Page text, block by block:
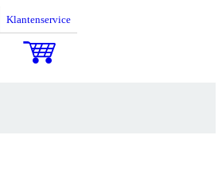
Klantenservice